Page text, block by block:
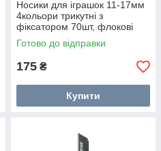
Носики для іграшок 11-17мм
4кольори трикутні з
фіксатором 70шт, флокові
Готово до відправки
175 ₴
Купити